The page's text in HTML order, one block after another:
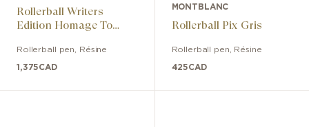
Rollerball Writers
Edition Homage To
Edition
Rollerball pen Résine
1,375CAD
MONTBLANC
Rollerball Pix Gris
Rollerball pen Résine
425CAD